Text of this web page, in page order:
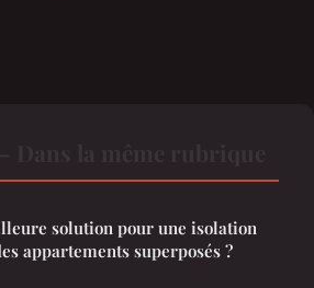
solution pour une isolation
appartements superposés ?